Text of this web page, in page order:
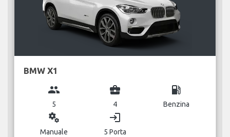
BMW X1
group
5
business_center
4
local_gas_station
Benzina
miscellaneous_services
Manuale
login
5 Porta